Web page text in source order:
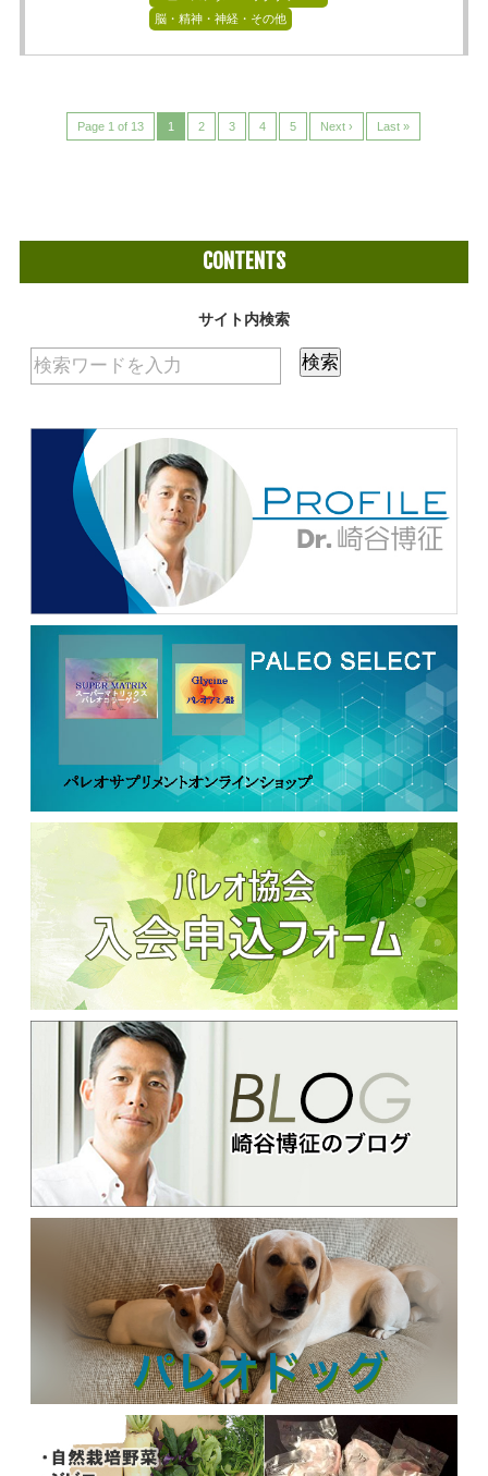
脳・精神・神経・その他
Page 1 of 13 1 2 3 4 5 Next › Last »
CONTENTS
サイト内検索